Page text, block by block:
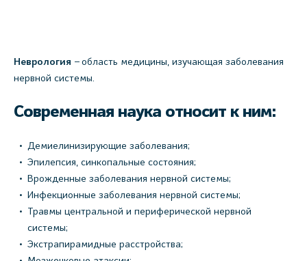
Неврология – область медицины, изучающая заболевания
нервной системы.
Современная наука относит к ним:
Демиелинизирующие заболевания;
Эпилепсия, синкопальные состояния;
Врожденные заболевания нервной системы;
Инфекционные заболевания нервной системы;
Травмы центральной и периферической нервной
системы;
Экстрапирамидные расстройства;